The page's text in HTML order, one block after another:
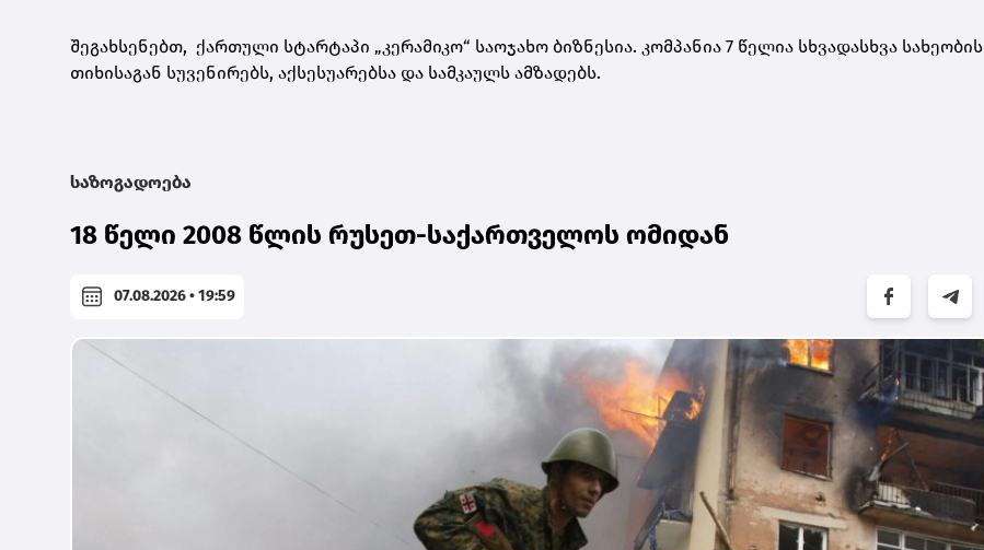
შეგახსენებთ, ქართული სტარტაპი „კერამიკო“ საოჯახო ბიზნესია. კომპანია 7 წელია სხვადასხვა სახეობის
თიხისაგან სუვენირებს, აქსესუარებსა და სამკაულს ამზადებს.
საზოგადოება
18 წელი 2008 წლის რუსეთ-საქართველოს ომიდან
07.08.2026 • 19:59